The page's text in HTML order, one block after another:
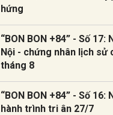
hứng
“BON BON +84” - Số 17:
Nội - chứng nhân lịch sử
tháng 8
“BON BON +84” - Số 16:
hành trình tri ân 27/7